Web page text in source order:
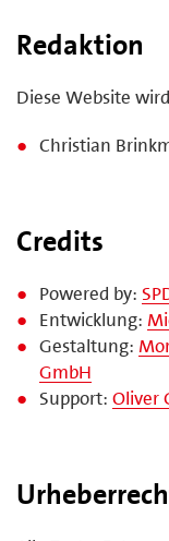
Redaktion
Diese Website
Christian
Credits
Powered by:
Entwicklung:
Gestaltung:
GmbH
Support:Oliver